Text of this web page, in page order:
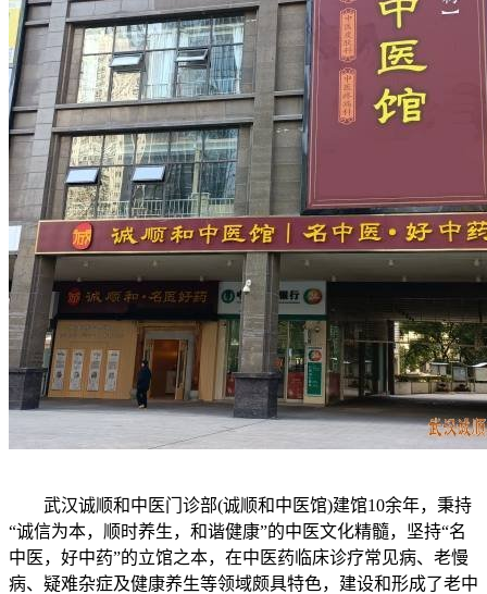
武汉诚顺和中医门诊部(诚顺和中医馆)建馆10余年，秉持
“诚信为本，顺时养生，和谐健康”的中医文化精髓，坚持“名
中医，好中药”的立馆之本，在中医药临床诊疗常见病、老慢
病、疑难杂症及健康养生等领域颇具特色，建设和形成了老中